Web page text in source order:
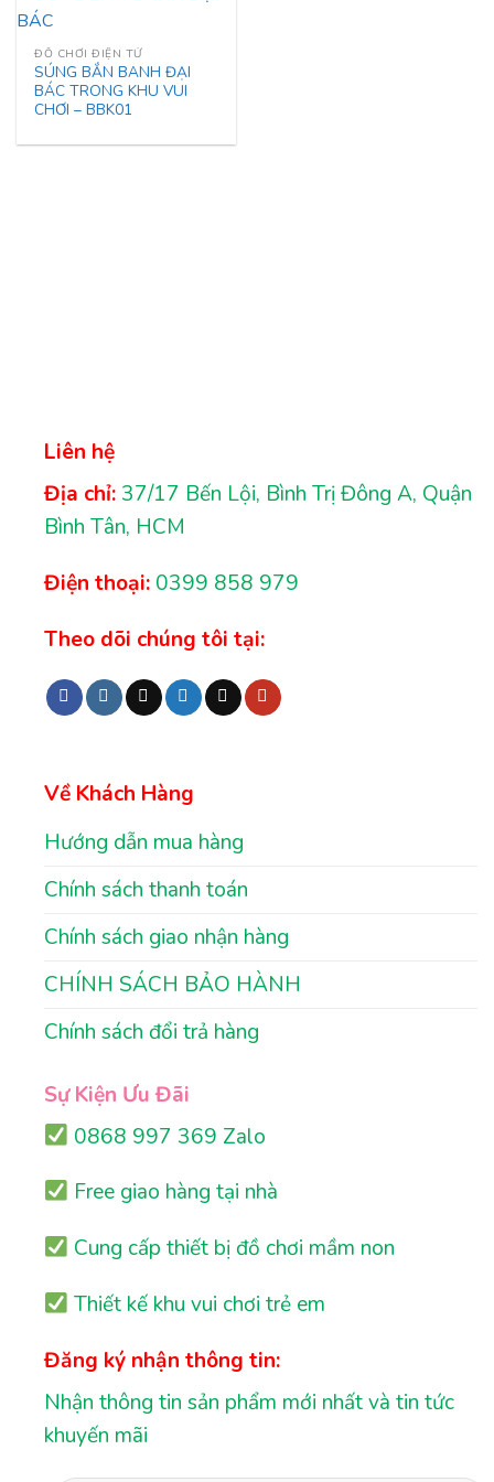
ĐỒ CHƠI ĐIỆN TỬ
SÚNG BẮN BANH ĐẠI
BÁC TRONG KHU VUI
CHƠI – BBK01
Liên hệ
Địa chỉ: 37/17 Bến Lội, Bình Trị Đông A, Quận
Bình Tân, HCM
Điện thoại: 0399 858 979
Theo dõi chúng tôi tại:
Về Khách Hàng
Hướng dẫn mua hàng
Chính sách thanh toán
Chính sách giao nhận hàng
CHÍNH SÁCH BẢO HÀNH
Chính sách đổi trả hàng
Sự Kiện Ưu Đãi
0868 997 369 Zalo
Free giao hàng tại nhà
Cung cấp thiết bị đồ chơi mầm non
Thiết kế khu vui chơi trẻ em
Đăng ký nhận thông tin:
Nhận thông tin sản phẩm mới nhất và tin tức
khuyến mãi